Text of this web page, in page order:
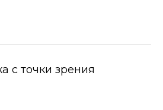
с точки зрения